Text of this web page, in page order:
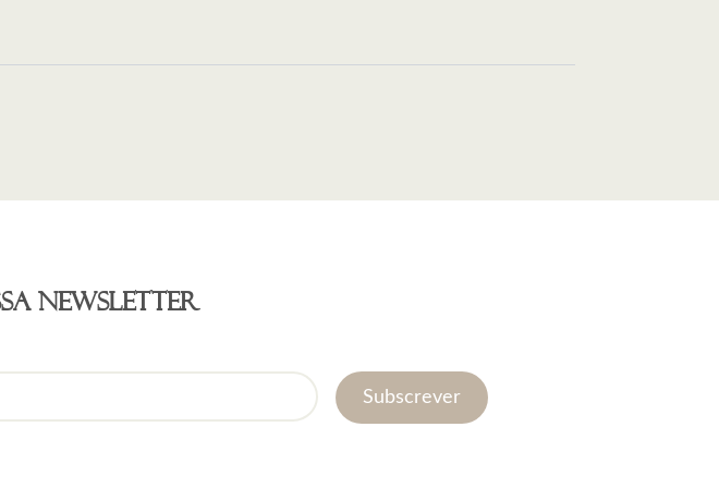
newsletter
Subscrever